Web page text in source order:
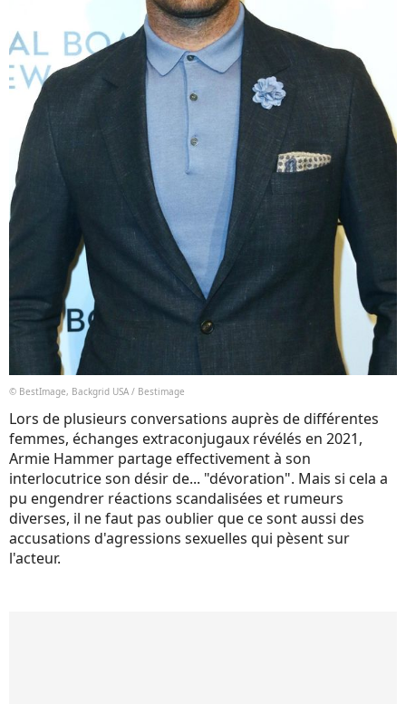
© BestImage, Backgrid USA / Bestimage
Lors de plusieurs conversations auprès de différentes
femmes, échanges extraconjugaux révélés en 2021,
Armie Hammer partage effectivement à son
interlocutrice son désir de... "dévoration". Mais si cela a
pu engendrer réactions scandalisées et rumeurs
diverses, il ne faut pas oublier que ce sont aussi des
accusations d'agressions sexuelles qui pèsent sur
l'acteur.